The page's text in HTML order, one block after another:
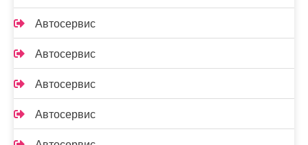
Автосервис
Автосервис
Автосервис
Автосервис